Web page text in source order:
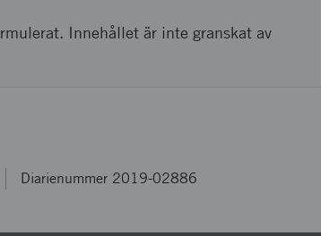
Innehållet är inte granskat av
Diarienummer 2019-02886